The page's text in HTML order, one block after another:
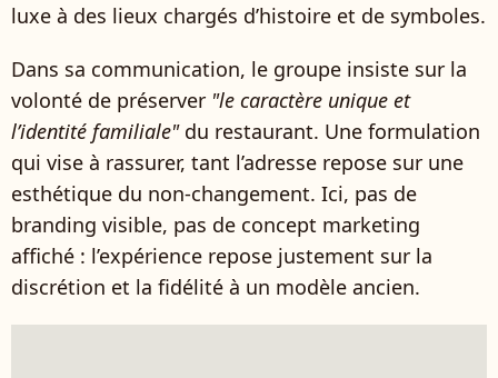
luxe à des lieux chargés d’histoire et de symboles.
Dans sa communication, le groupe insiste sur la
volonté de préserver "le caractère unique et
l’identité familiale"du restaurant. Une formulation
qui vise à rassurer, tant l’adresse repose sur une
esthétique du non-changement. Ici, pas de
branding visible, pas de concept marketing
affiché : l’expérience repose justement sur la
discrétion et la fidélité à un modèle ancien.